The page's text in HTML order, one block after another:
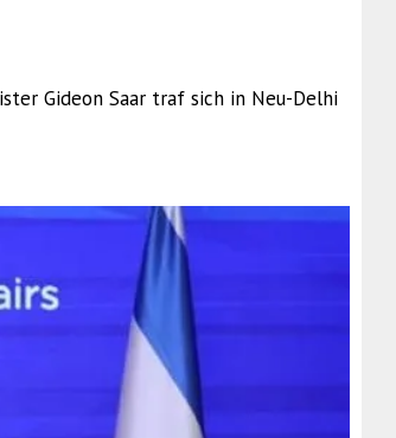
Gideon Saar traf sich in Neu-Delhi